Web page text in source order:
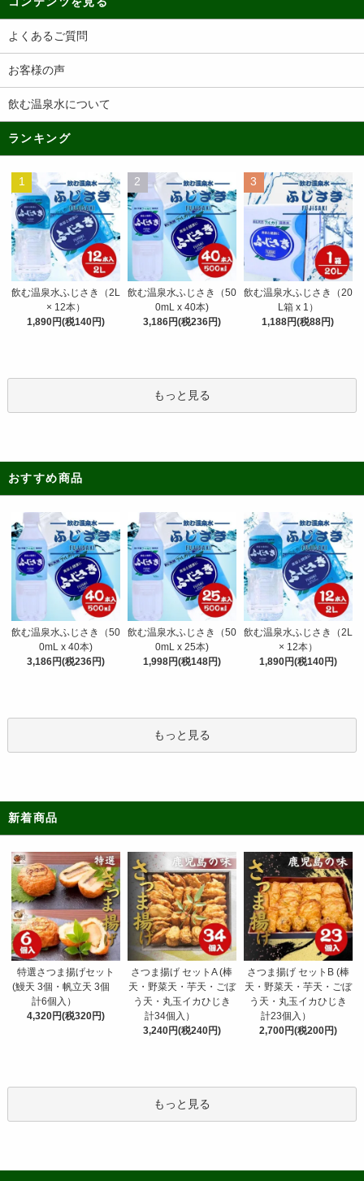
よくあるご質問
お客様の声
飲む温泉水について
ランキング
1
飲む温泉水ふじさき（2L
× 12本）
1,890円(税140円)
2
飲む温泉水ふじさき（50
0mL x 40本)
3,186円(税236円)
3
飲む温泉水ふじさき（20
L箱 x 1）
1,188円(税88円)
もっと見る
おすすめ商品
飲む温泉水ふじさき（50
0mL x 40本)
3,186円(税236円)
飲む温泉水ふじさき（50
0mL x 25本)
1,998円(税148円)
飲む温泉水ふじさき（2L
× 12本）
1,890円(税140円)
もっと見る
新着商品
特選さつま揚げセット
(鰻天 3個・帆立天 3個
計6個入）
4,320円(税320円)
さつま揚げ セットA (棒
天・野菜天・芋天・ごぼ
う天・丸玉イカひじき
計34個入）
3,240円(税240円)
さつま揚げ セットB (棒
天・野菜天・芋天・ごぼ
う天・丸玉イカひじき
計23個入）
2,700円(税200円)
もっと見る